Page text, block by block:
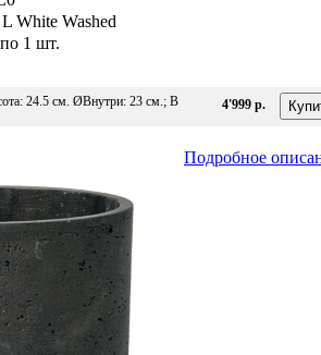
White Washed
1 шт.
24.5 см. ØВнутри: 23 см.; В
4'999 р.
Подробное